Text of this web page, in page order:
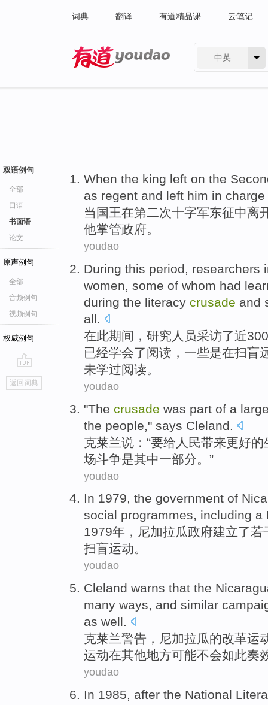
词典 翻译 有道精品课 云笔记
中英
双语例句
全部
口语
书面语
论文
原声例句
全部
音频例句
视频例句
权威例句
go
top
返回词典
When the king left on the
as regent and left him in charge
当 国王在第二次十字军东征中离
他掌管政府。
youdao
During this period, researchers
women, some of whom had
during the literacy crusade and
all.
在此期间 ， 研究人员采访了近
已经学会了阅读 ， 一些是在扫盲
未学过阅读。
youdao
"The crusade was part of a
the people ," says Cleland
克莱兰说：“要给 人民带来更好的
场斗争是其中一部分。”
youdao
In 1979, the government of
social programmes, including a
1979年， 尼加拉瓜政府建立了若
扫盲运动。
youdao
Cleland warns that the
many ways, and similar
as well.
克莱兰警告 ，尼加拉瓜的改革运
运动在其他地方可能不会如此奏
youdao
In 1985, after the National